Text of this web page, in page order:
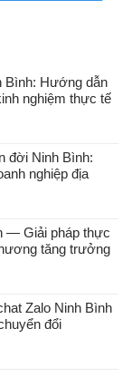
Bình: Hướng dẫn
nghiệm thực tế
đời Ninh Bình:
nghiệp địa
— Giải pháp thực
tăng trưởng
Zalo Ninh Bình
đổi